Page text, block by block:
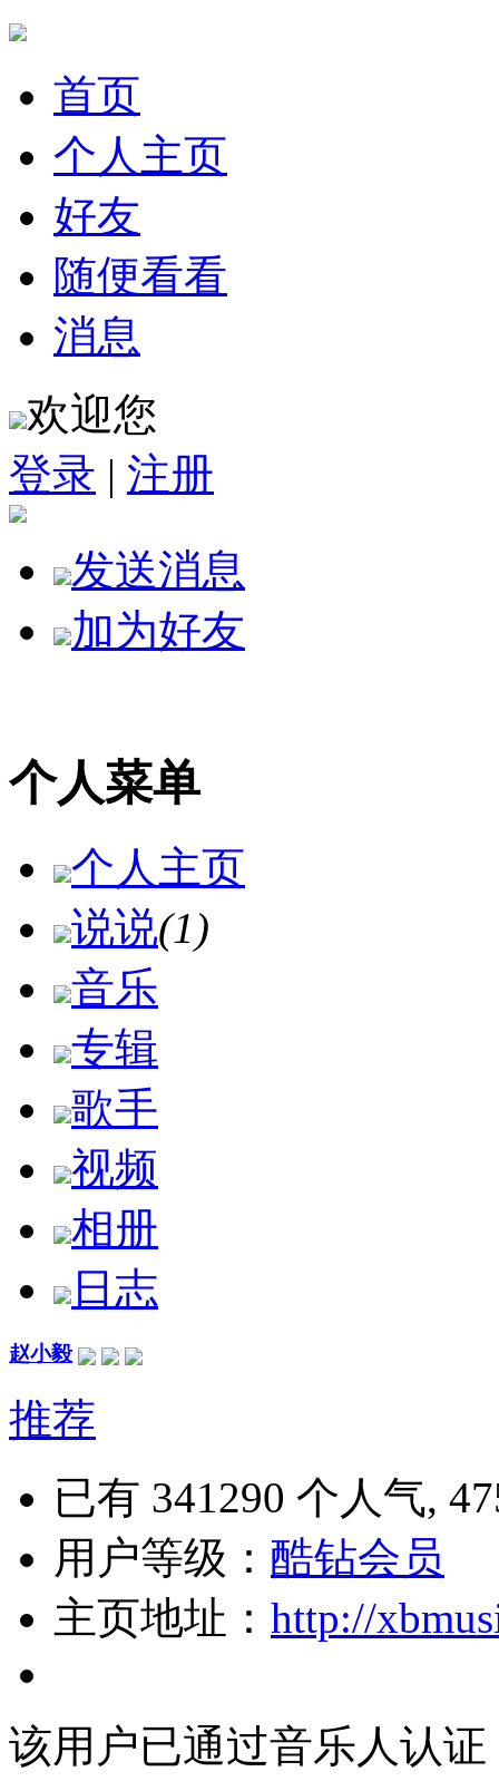
首页
个人主页
好友
随便看看
消息
欢迎您
登录 | 注册
发送消息
加为好友
个人菜单
个人主页
说说(1)
音乐
专辑
歌手
视频
相册
日志
赵小毅
推荐
已有 341290 个人气,
用户等级： 酷钻会员
主页地址： http://
该用户已通过音乐人认